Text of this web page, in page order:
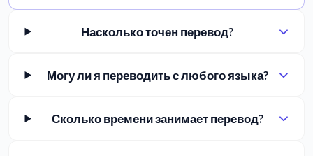
Насколько точен перевод?
Могу ли я переводить с любого языка?
Сколько времени занимает перевод?